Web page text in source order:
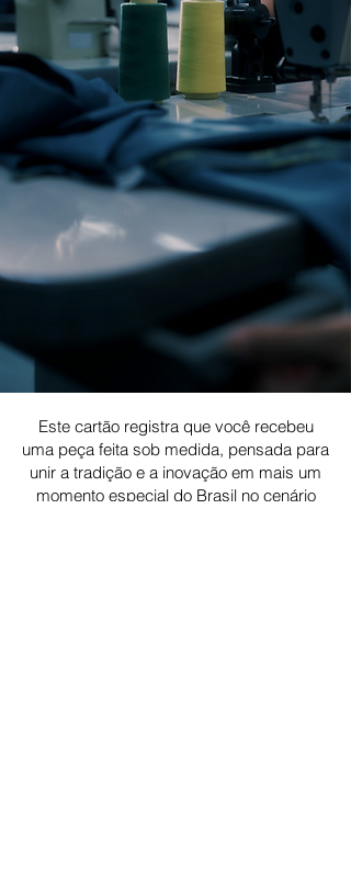
Este cartão registra que você recebeu
uma peça feita sob medida, pensada para
unir a tradição e a inovação em mais um
momento especial do Brasil no cenário